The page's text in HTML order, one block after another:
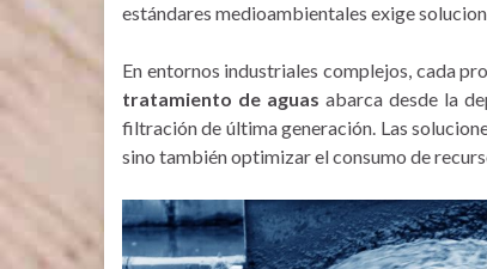
estándares medioambientales exige
En entornos industriales complejos, cada
tratamiento de aguas abarca desde la
filtración de última generación. Las
sino también optimizar el consumo de